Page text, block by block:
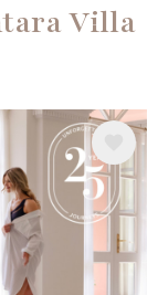
Villa